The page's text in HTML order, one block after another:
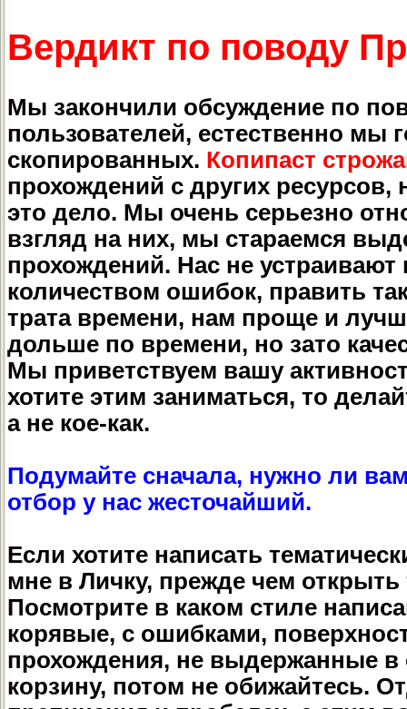
Вердикт по поводу
Мы закончили обсуждение по
пользователей, естественно мы
скопированных. Копипаст
прохождений с других ресурсов,
это дело. Мы очень серьезно
взгляд на них, мы стараемся
прохождений. Нас не
количеством ошибок, править
трата времени, нам проще и
дольше по времени, но зато
Мы приветствуем вашу
хотите этим заниматься, то
а не кое-как.
Подумайте сначала, нужно ли
отбор у нас жесточайший.
Если хотите написать
мне в Личку, прежде чем открыть
Посмотрите в каком стиле
корявые, с ошибками,
прохождения, не выдержанные в
корзину, потом не обижайтесь.